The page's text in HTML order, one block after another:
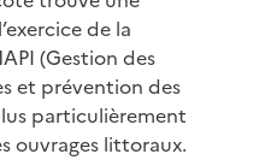
de la
(Gestion des
et prévention des
particulièrement
ouvrages littoraux.